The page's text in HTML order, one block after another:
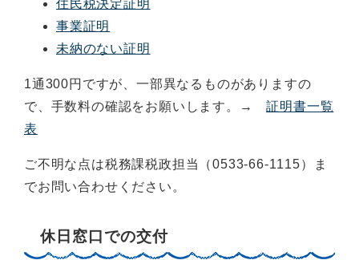
住民税決定証明
事業証明
未納のない証明
1通300円ですが、一部異なるものがありますの
で、手数料の確認をお願いします。→証明書一覧
表
ご不明な点は税務課税政担当（0533-66-1115）ま
でお問い合わせください。
休日窓口での交付